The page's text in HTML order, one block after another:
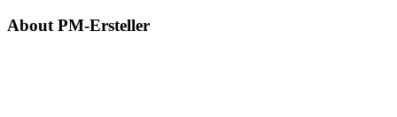
About PM-Ersteller